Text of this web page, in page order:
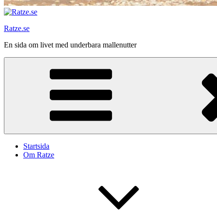
Ratze.se
En sida om livet med underbara mallenutter
Startsida
Om Ratze